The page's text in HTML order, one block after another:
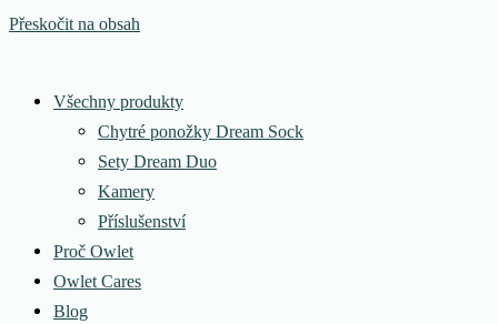
Přeskočit na obsah
Všechny produkty
Chytré ponožky Dream Sock
Sety Dream Duo
Kamery
Příslušenství
Proč Owlet
Owlet Cares
Blog